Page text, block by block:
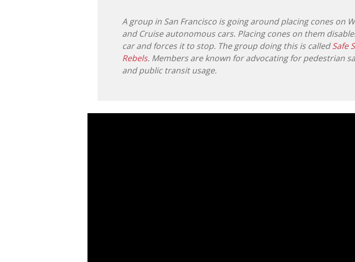
A group in San Francisco is going around placing cones on
and Cruise autonomous cars. Placing cones on them
car and forces it to stop. The group doing this is calledSafe
Rebels. Members are known for advocating for pedestrian
and public transit usage.